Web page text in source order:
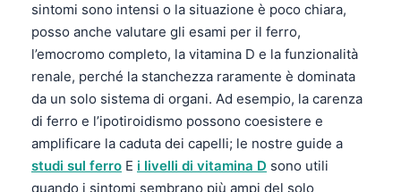
sintomi sono intensi o la situazione è poco chiara,
posso anche valutare gli esami per il ferro,
l’emocromo completo, la vitamina D e la funzionalità
renale, perché la stanchezza raramente è dominata
da un solo sistema di organi. Ad esempio, la carenza
di ferro e l’ipotiroidismo possono coesistere e
amplificare la caduta dei capelli; le nostre guide a
studi sul ferro E i livelli di vitamina D sono utili
quando i sintomi sembrano più ampi del solo
Nederlands
हिन्दी
Bahasa Indonesia
Հայերեն
Íslenska
Српски језик